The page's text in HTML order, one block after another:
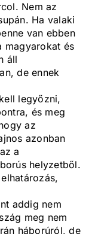
Nem az
Ha valaki
van ebben
magyarokat és
áll
de ennek
legyőzni,
és meg
az
azonban
a
helyzetből.
addig nem
meg nem
háborúról, de